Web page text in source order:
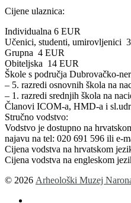
Cijene ulaznica:
Individualna 6 EUR
Učenici, studenti, umirovljenici
Grupna 4 EUR
Obiteljska 14 EUR
Škole s područja Dubrovačko-
– 5. razredi osnovnih škola na
– 1. razredi srednjih škola na
Članovi ICOM-a, HMD-a i
Stručno vodstvo:
Vodstvo je dostupno na
najavu na tel: 020 691 596 ili e-
Cijena vodstva na hrvatskom
Cijena vodstva na engleskom
© 2026 Arheološki Muzej